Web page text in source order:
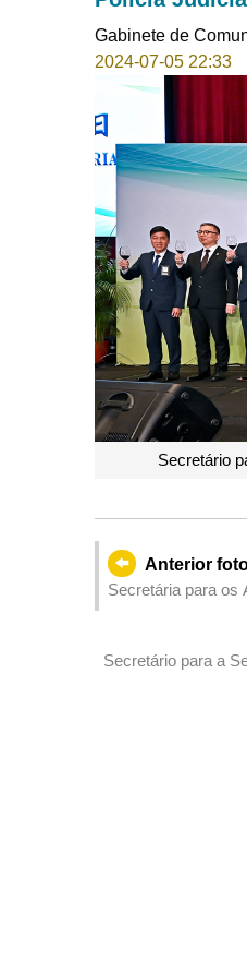
Gabinete de
2024-07-05 22:33
Secretário
Anterior
Secretária para os
Secretário para a